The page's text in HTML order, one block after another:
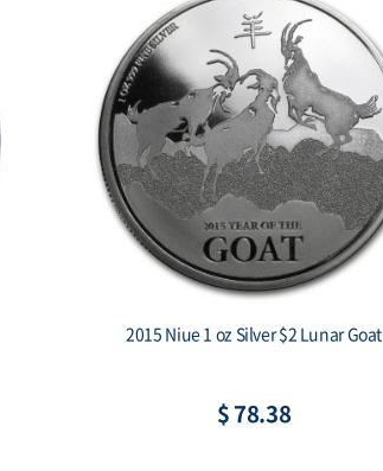
2015 Niue 1 oz Silver $2 Lunar Goat
$ 78.38